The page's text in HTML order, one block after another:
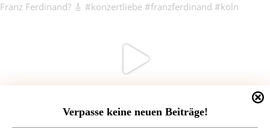
Verpasse keine neuen Beiträge!